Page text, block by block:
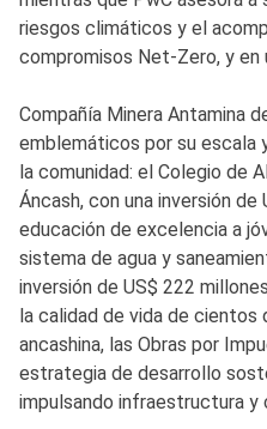
riesgos climáticos y el
compromisos Net-Zero, y en
Compañía Minera Antamina
emblemáticos por su escala
la comunidad: el Colegio de
Áncash, con una inversión
educación de excelencia a
sistema de agua y
inversión de US$ 222
la calidad de vida de cientos
ancashina, las Obras por
estrategia de desarrollo
impulsando infraestructura y